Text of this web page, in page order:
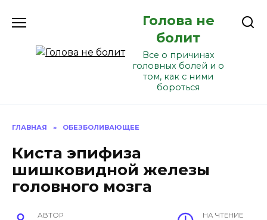
Голова не
болит
Все о причинах
головных болей и о
том, как с ними
бороться
ГЛАВНАЯ » ОБЕЗБОЛИВАЮЩЕЕ
Киста эпифиза
шишковидной железы
головного мозга
АВТОР НА ЧТЕНИЕ